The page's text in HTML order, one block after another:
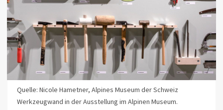
Quelle: Nicole Hametner, Alpines Museum der Schweiz
Werkzeugwand in der Ausstellung im Alpinen Museum.